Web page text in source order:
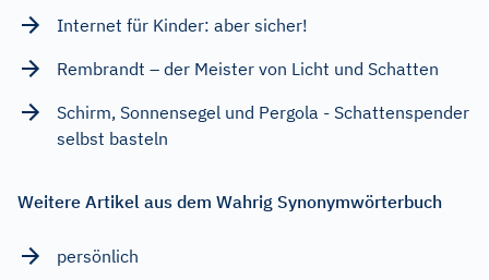
Internet für Kinder: aber sicher!
Rembrandt – der Meister von Licht und Schatten
Schirm, Sonnensegel und Pergola - Schattenspender
selbst basteln
Weitere Artikel aus dem Wahrig Synonymwörterbuch
persönlich